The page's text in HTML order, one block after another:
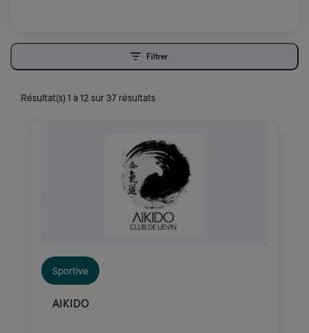
Filtrer
ouvrir les filtres
Résultat(s) 1 à 12 sur 37 résultats
Sportive
AIKIDO